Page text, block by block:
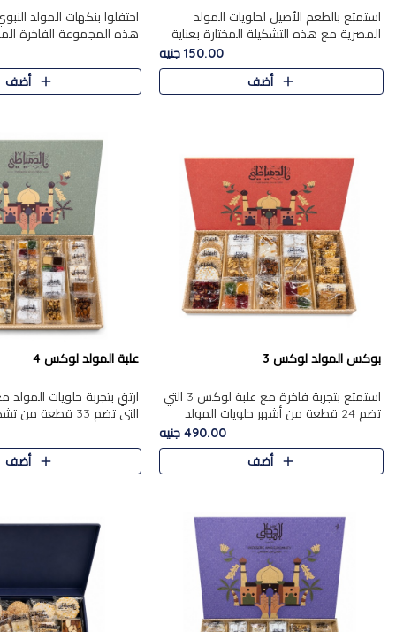
استمتع بالطعم الأصيل لحلويات المولد
المصرية مع هذه التشكيلة المختارة بعناية
من 9 قطع. تتضمن التشكيلة جوزرية مع
فول،ملبان سادة، ملبان
150.00 جنيه
أضف
احتفلوا بنكهات المولد
قطعة، والتي تم اختيارها
تشكيلة واسعة من الحلويات
المفضلة. تشمل المجموعة
أضف
بوكس المولد لوكس 3
استمتع بتجربة فاخرة مع علبة لوكس 3 التي
تضم 24 قطعة من أشهر حلويات المولد
الشرقية المختارة بعناية. تحتوي التشكيلة على
الجزرية بالفول، والملب..
490.00 جنيه
أضف
علبة المولد لوكس 4
التي تضم 33 قطعة
ومتنوعة من أشهر
العلبة على الجزرية بالفول،..
أضف